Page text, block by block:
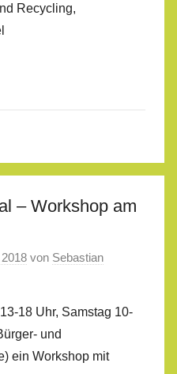
Recycling,
– Workshop am
von Sebastian
18 Uhr, Samstag 10-
und
ein Workshop mit